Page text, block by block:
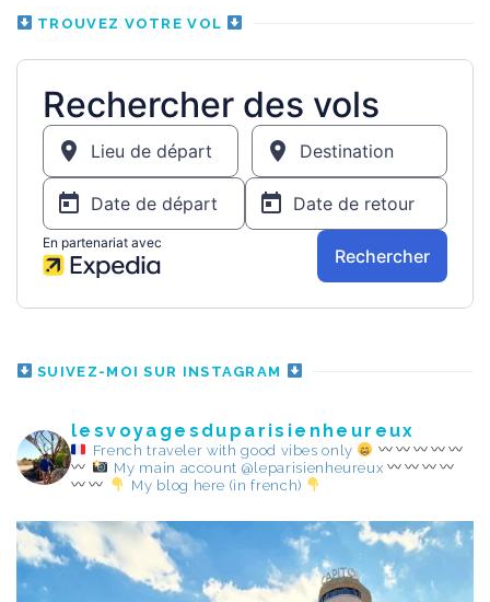
TROUVEZ VOTRE VOL
SUIVEZ-MOI SUR INSTAGRAM
lesvoyagesduparisienheureux
French traveler with good vibes only
My main account @leparisienheureux
My blog here (in french)